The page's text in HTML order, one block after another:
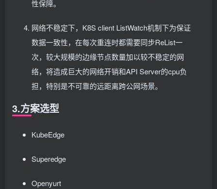
性保障。
网络不稳定下，K8S client ListWatch机制下为保证
数据一致性，在每次重连时都需要同步ReList一
次，较大规模的边缘节点数量加以较不稳定的网
络，将造成巨大的网络开销和API Server的cpu负
担，特别是不可靠的远距离跨公网场景。
3.方案选型
KubeEdge
Superedge
Openyurt